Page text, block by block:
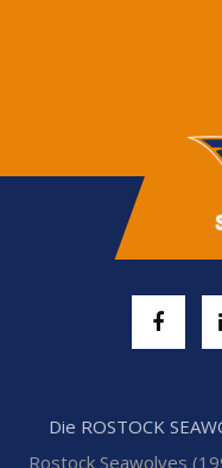
Die ROSTOCK
Rostock Seawolves